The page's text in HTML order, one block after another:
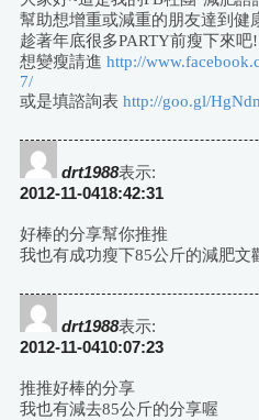
航
幫助想增重或減重的朋友達到
趁著年底很多PARTY前瘦下來吧
想變瘦請進 http://
7/
或是填諮詢表 http://goo.gl/
drt1988表示:
2012-11-0418:42:31
好棒的分享幫你推推
我也有成功瘦下85公斤的減肥文
drt1988表示:
2012-11-0410:07:23
推推好棒的分享
我也有減去85公斤的分享喔